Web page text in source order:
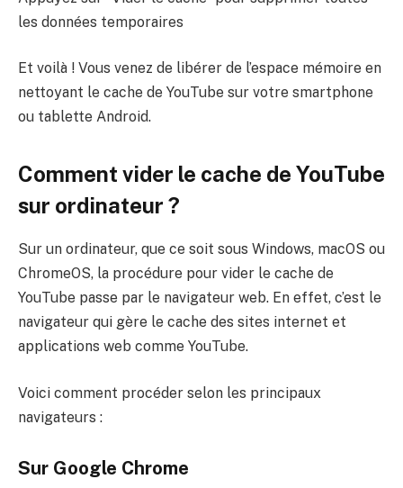
les données temporaires
Et voilà ! Vous venez de libérer de l’espace mémoire en
nettoyant le cache de YouTube sur votre smartphone
ou tablette Android.
Comment vider le cache de YouTube
sur ordinateur ?
Sur un ordinateur, que ce soit sous Windows, macOS ou
ChromeOS, la procédure pour vider le cache de
YouTube passe par le navigateur web. En effet, c’est le
navigateur qui gère le cache des sites internet et
applications web comme YouTube.
Voici comment procéder selon les principaux
navigateurs :
Sur Google Chrome